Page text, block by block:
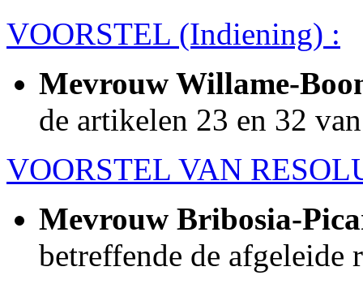
VOORSTEL (Indiening) :
Mevrouw Willame-
de artikelen 23 en 32
VOORSTEL VAN
Mevrouw Bribosia-
betreffende de afgeleide